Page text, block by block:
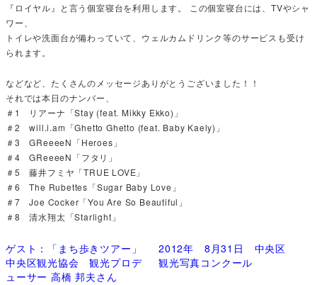
『ロイヤル』と言う個室寝台を利用します。 この個室寝台には、TVやシャ
ワー、
トイレや洗面台が備わっていて、ウェルカムドリンク等のサービスも受け
られます。
などなど、たくさんのメッセージありがとうございました！！
それでは本日のナンバー、
＃1 リアーナ「Stay (feat. Mikky Ekko)」
＃2 will.i.am「Ghetto Ghetto (feat. Baby Kaely)」
＃3 GReeeeN「Heroes」
＃4 GReeeeN「フタリ」
＃5 藤井フミヤ「TRUE LOVE」
＃6 The Rubettes「Sugar Baby Love」
＃7 Joe Cocker「You Are So Beautiful」
＃8 清水翔太「Starlight」
ゲスト：「まち歩きツアー」
中央区観光協会 観光プロデ
ューサー 高橋 邦夫さん
2012年 8月31日 中央区
観光写真コンクール